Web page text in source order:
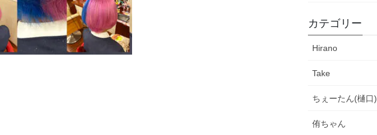
カテゴリー
Hirano
Take
ちぇーたん(樋口)
侑ちゃん